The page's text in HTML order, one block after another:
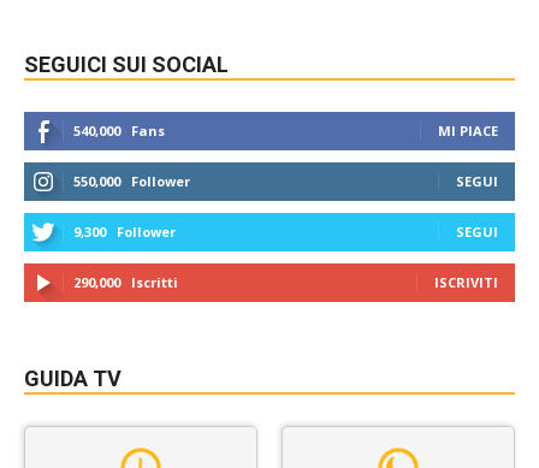
SEGUICI SUI SOCIAL
540,000 Fans MI PIACE
550,000 Follower SEGUI
9,300 Follower SEGUI
290,000 Iscritti ISCRIVITI
GUIDA TV